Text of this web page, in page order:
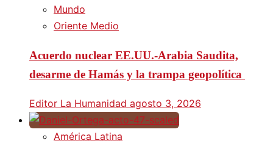
Mundo
Oriente Medio
Acuerdo nuclear EE.UU.-Arabia Saudita,
desarme de Hamás y la trampa geopolítica
Editor La Humanidad agosto 3, 2026
América Latina